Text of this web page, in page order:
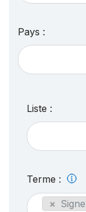
Pays :
Liste :
Terme :
×